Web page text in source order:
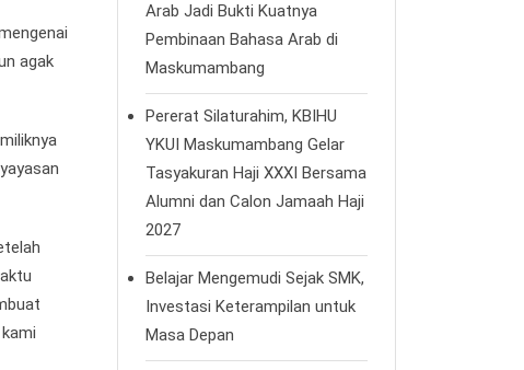
agak
Arab Jadi Bukti Kuatnya
Pembinaan Bahasa Arab di
Maskumambang
Pererat Silaturahim, KBIHU
YKUI Maskumambang Gelar
Tasyakuran Haji XXXI Bersama
Alumni dan Calon Jamaah Haji
2027
Belajar Mengemudi Sejak SMK,
Investasi Keterampilan untuk
Masa Depan